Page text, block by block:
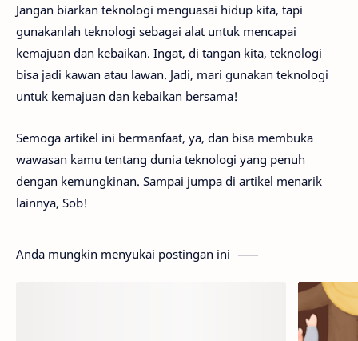
Jangan biarkan teknologi menguasai hidup kita, tapi
gunakanlah teknologi sebagai alat untuk mencapai
kemajuan dan kebaikan. Ingat, di tangan kita, teknologi
bisa jadi kawan atau lawan. Jadi, mari gunakan teknologi
untuk kemajuan dan kebaikan bersama!
Semoga artikel ini bermanfaat, ya, dan bisa membuka
wawasan kamu tentang dunia teknologi yang penuh
dengan kemungkinan. Sampai jumpa di artikel menarik
lainnya, Sob!
Anda mungkin menyukai postingan ini